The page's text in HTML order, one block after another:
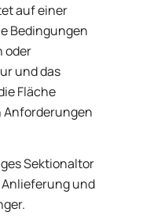
auf einer
Bedingungen
oder
und das
Fläche
Anforderungen
Sektionaltor
und